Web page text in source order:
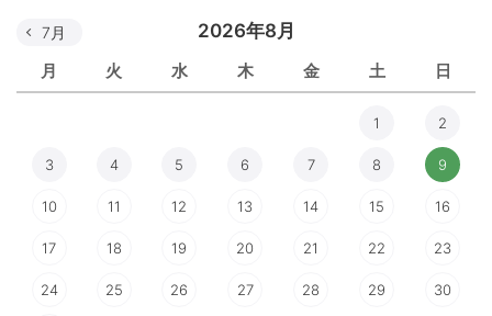
2026年8月
月 火 水 木 金 土 日
7月
1 2
3 4 5 6 7 8 9
10 11 12 13 14 15 16
17 18 19 20 21 22 23
24 25 26 27 28 29 30